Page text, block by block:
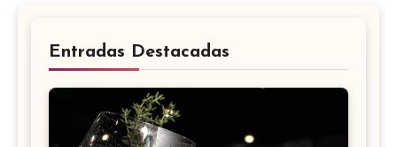
Entradas Destacadas